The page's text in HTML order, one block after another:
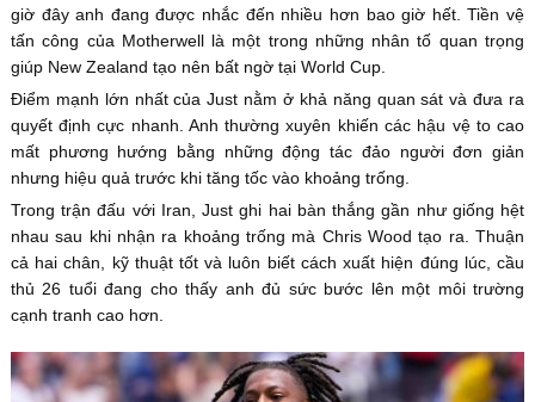
giờ đây anh đang được nhắc đến nhiều hơn bao giờ hết. Tiền vệ
tấn công của Motherwell là một trong những nhân tố quan trọng
giúp New Zealand tạo nên bất ngờ tại World Cup.
Điểm mạnh lớn nhất của Just nằm ở khả năng quan sát và đưa ra
quyết định cực nhanh. Anh thường xuyên khiến các hậu vệ to cao
mất phương hướng bằng những động tác đảo người đơn giản
nhưng hiệu quả trước khi tăng tốc vào khoảng trống.
Trong trận đấu với Iran, Just ghi hai bàn thắng gần như giống hệt
nhau sau khi nhận ra khoảng trống mà Chris Wood tạo ra. Thuận
cả hai chân, kỹ thuật tốt và luôn biết cách xuất hiện đúng lúc, cầu
thủ 26 tuổi đang cho thấy anh đủ sức bước lên một môi trường
cạnh tranh cao hơn.